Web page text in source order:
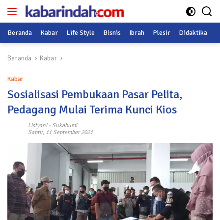
Langsung
Beranda Kabar Life Style Bisnis Ibrah Plesir Didaktika
Beranda Kabar
Kabar
Sosialisasi Pembukaan Pasar Pelita,
Pedagang Mulai Terima Kunci Kios
Lisfyani- Sukabumi
Sabtu, 11 September 2021